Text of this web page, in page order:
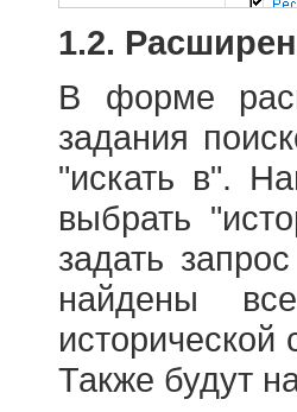
1.2.
В форме
задания
"искать в".
выбрать
задать
найдены
исторической
Также будут